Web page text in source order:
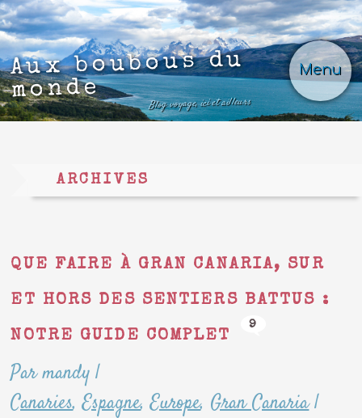
Menu
Aux boubous du
monde
Blog voyage, ici et ailleurs
ARCHIVES
QUE FAIRE À GRAN CANARIA, SUR
ET HORS DES SENTIERS BATTUS :
NOTRE GUIDE COMPLET
9
Par mandy |
Canaries,Espagne,Europe, Gran Canaria|